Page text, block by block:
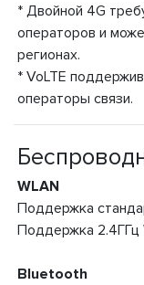
* Двойной 4G
операторов и
регионах.
* VoLTE
операторы связи.
WLAN
Поддержка
Поддержка 2.4ГГц
Bluetooth